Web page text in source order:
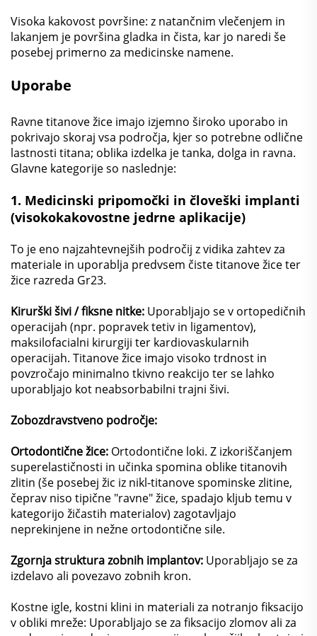
Visoka kakovost površine: z natančnim vlečenjem in
lakanjem je površina gladka in čista, kar jo naredi še
posebej primerno za medicinske namene.
Uporabe
Ravne titanove žice imajo izjemno široko uporabo in
pokrivajo skoraj vsa področja, kjer so potrebne odlične
lastnosti titana; oblika izdelka je tanka, dolga in ravna.
Glavne kategorije so naslednje:
1. Medicinski pripomočki in človeški implanti
(visokokakovostne jedrne aplikacije)
To je eno najzahtevnejših področij z vidika zahtev za
materiale in uporablja predvsem čiste titanove žice ter
žice razreda Gr23.
Kirurški šivi / fiksne nitke: Uporabljajo se v ortopedičnih
operacijah (npr. popravek tetiv in ligamentov),
maksilofacialni kirurgiji ter kardiovaskularnih
operacijah. Titanove žice imajo visoko trdnost in
povzročajo minimalno tkivno reakcijo ter se lahko
uporabljajo kot neabsorbabilni trajni šivi.
Zobozdravstveno področje:
Ortodontične žice: Ortodontične loki. Z izkoriščanjem
superelastičnosti in učinka spomina oblike titanovih
zlitin (še posebej žic iz nikl-titanove spominske zlitine,
čeprav niso tipične "ravne" žice, spadajo kljub temu v
kategorijo žičastih materialov) zagotavljajo
neprekinjene in nežne ortodontične sile.
Zgornja struktura zobnih implantov: Uporabljajo se za
izdelavo ali povezavo zobnih kron.
Kostne igle, kostni klini in materiali za notranjo fiksacijo
v obliki mreže: Uporabljajo se za fiksacijo zlomov ali za